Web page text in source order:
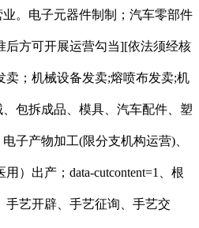
。电子元器件制制；汽车零部件
后方可开展运营勾当][依法须经核
卖；机械设备发卖;熔喷布发卖;机
包拆成品、模具、汽车配件、塑
子产物加工(限分支机构运营)、
）出产；data-cutcontent=1、根
手艺开辟、手艺征询、手艺交